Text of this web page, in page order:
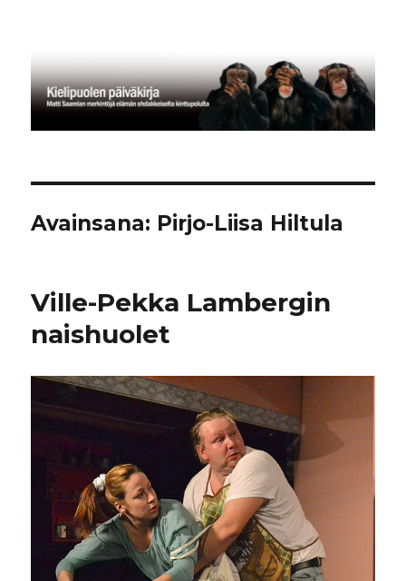
Avainsana: Pirjo-Liisa Hiltula
Ville-Pekka Lambergin
naishuolet